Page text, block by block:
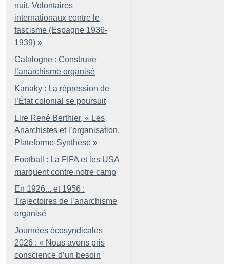
nuit. Volontaires
internationaux contre le
fascisme (Espagne 1936-
1939) »
Catalogne : Construire
l’anarchisme organisé
Kanaky : La répression de
l’État colonial se poursuit
Lire René Berthier, « Les
Anarchistes et l’organisation.
Plateforme-Synthèse »
Football : La FIFA et les USA
marquent contre notre camp
En 1926... et 1956 :
Trajectoires de l’anarchisme
organisé
Journées écosyndicales
2026 : « Nous avons pris
conscience d’un besoin